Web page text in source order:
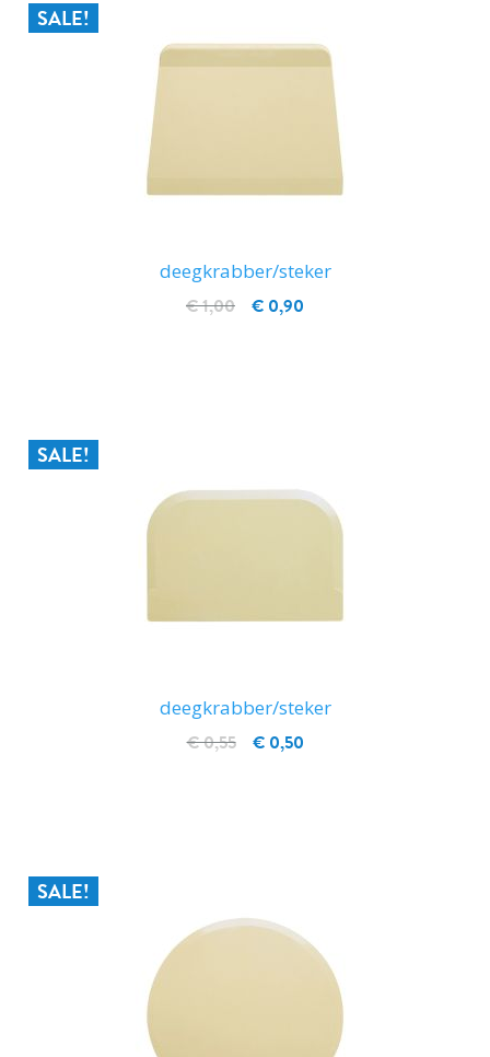
SALE!
deegkrabber/steker
€ 0,90
€ 1,00
SALE!
deegkrabber/steker
€ 0,50
€ 0,55
SALE!